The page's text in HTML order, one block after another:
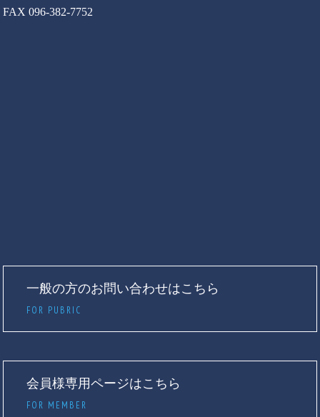
FAX 096-382-7752
一般の方のお問い合わせはこちら
FOR PUBRIC
会員様専用ページはこちら
FOR MEMBER